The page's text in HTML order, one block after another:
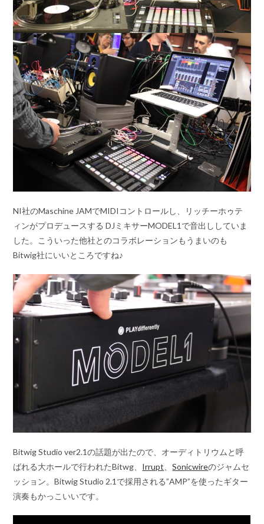
NI社のMaschine JAMでMIDIコントロールし、リッチーホゥテ
ィンがプロデュースする DJミキサーMODEL1で音出ししていま
した。こういった他社とのコラボレーションもうまいのも
Bitwig社にいいところですね♪
Bitwig Studio ver2.1の話題が出たので、オーディトリウムと呼
ばれる大ホールで行われたBitwg、 Irrupt 、Sonicwireのジャムセ
ッション。Bitwig Studio 2.1で採用される”AMP”を使ったギター
演奏もかっこいいです。